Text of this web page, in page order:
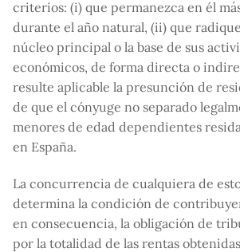
criterios: (i) que permanezca en él
durante el año natural, (ii) que
núcleo principal o la base de sus
económicos, de forma directa o
resulte aplicable la presunción de
de que el cónyuge no separado
menores de edad dependientes
en España.
La concurrencia de cualquiera de
determina la condición de
en consecuencia, la obligación de
por la totalidad de las rentas